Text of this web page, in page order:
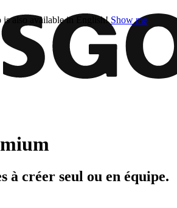
is also available in English! Show me
à créer seul ou en équipe.